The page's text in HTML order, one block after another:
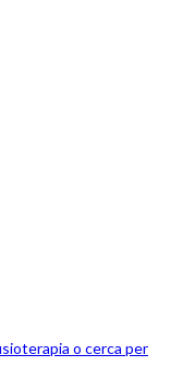
o cerca per